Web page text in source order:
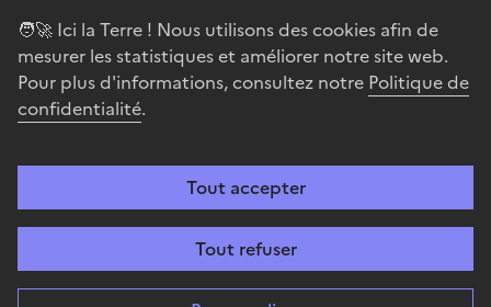
🧑‍🚀 Ici la Terre ! Nous utilisons des cookies afin de
mesurer les statistiques et améliorer notre site web.
Pour plus d'informations, consultez notre Politique de
confidentialité.
Tout accepter
Tout refuser
en œuvre sa stratégie spatiale.
legifrance.gouv.fr
gouvernement.fr
Accessibilité : partiellement conforme Mentions légales
guyanais